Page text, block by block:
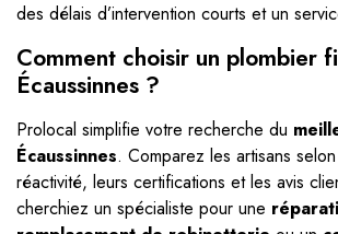
des délais d’intervention courts et un
Comment choisir un plombier
Écaussinnes ?
Prolocal simplifie votre recherche du
Écaussinnes. Comparez les artisans
réactivité, leurs certifications et les avis
cherchiez un spécialiste pour une